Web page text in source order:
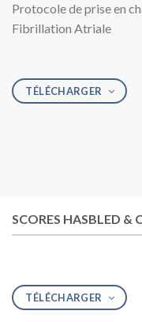
Protocole de prise en
Fibrillation Atriale
TÉLÉCHARGER
SCORES HASBLED &
TÉLÉCHARGER